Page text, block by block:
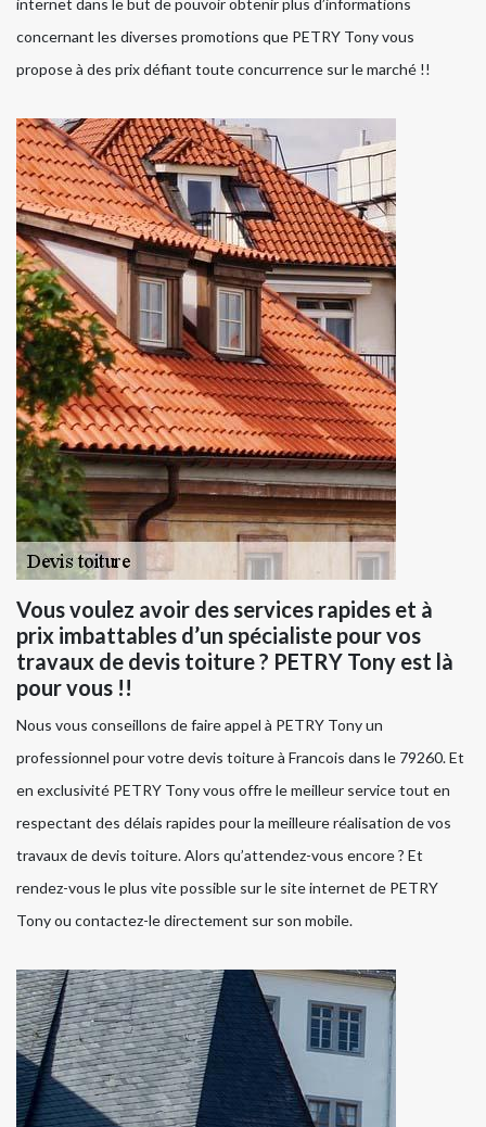
internet dans le but de pouvoir obtenir plus d’informations
concernant les diverses promotions que PETRY Tony vous
propose à des prix défiant toute concurrence sur le marché !!
Vous voulez avoir des services rapides et à
prix imbattables d’un spécialiste pour vos
travaux de devis toiture ? PETRY Tony est là
pour vous !!
Nous vous conseillons de faire appel à PETRY Tony un
professionnel pour votre devis toiture à Francois dans le 79260. Et
en exclusivité PETRY Tony vous offre le meilleur service tout en
respectant des délais rapides pour la meilleure réalisation de vos
travaux de devis toiture. Alors qu’attendez-vous encore ? Et
rendez-vous le plus vite possible sur le site internet de PETRY
Tony ou contactez-le directement sur son mobile.